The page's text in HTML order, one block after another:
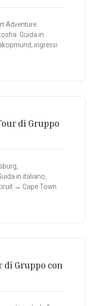
Adventure
Guida in
ingressi
di Gruppo
in italiano,
→ Cape Town.
di Gruppo con